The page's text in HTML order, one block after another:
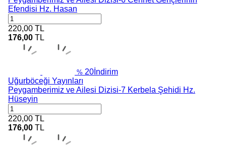
Efendisi Hz. Hasan
220,00 TL
176,00 TL
% 20 İndirim
Uğurböceği Yayınları
Peygamberimiz ve Ailesi Dizisi-7 Kerbela Şehidi Hz.
Hüseyin
220,00 TL
176,00 TL